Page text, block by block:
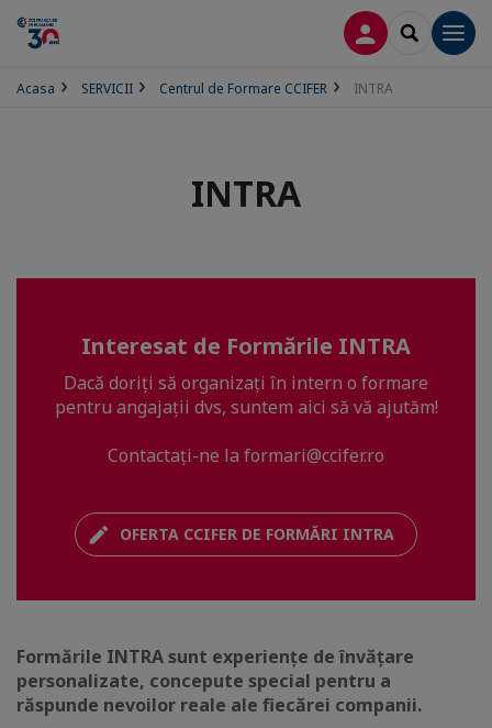
CONECTARE
SEARCH
Acasa SERVICII Centrul de Formare CCIFER INTRA
INTRA
Interesat de Formările INTRA
Dacă doriți să organizați în intern o formare
pentru angajații dvs, suntem aici să vă ajutăm!
Contactați-ne la formari@ccifer.ro
OFERTA CCIFER DE FORMĂRI INTRA
Formările INTRA sunt experiențe de învățare
personalizate, concepute special pentru a
răspunde nevoilor reale ale fiecărei companii.